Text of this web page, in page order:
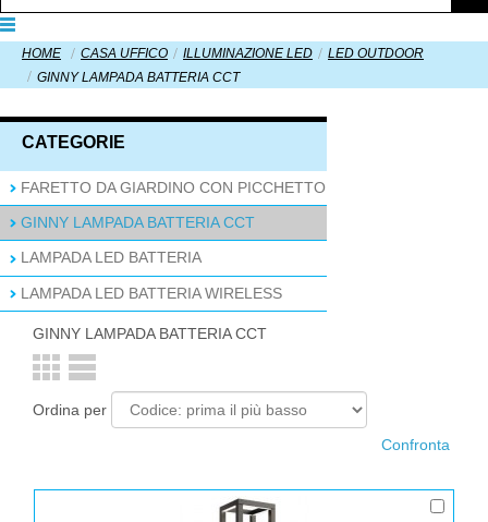
HOME CASA UFFICO ILLUMINAZIONE LED
LED OUTDOOR
GINNY LAMPADA BATTERIA CCT
CATEGORIE
FARETTO DA GIARDINO CON PICCHETTO
GINNY LAMPADA BATTERIA CCT
LAMPADA LED BATTERIA
LAMPADA LED BATTERIA WIRELESS
GINNY LAMPADA BATTERIA CCT
Ordina per